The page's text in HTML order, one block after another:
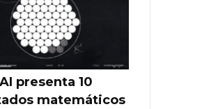
presenta 10
matemáticos